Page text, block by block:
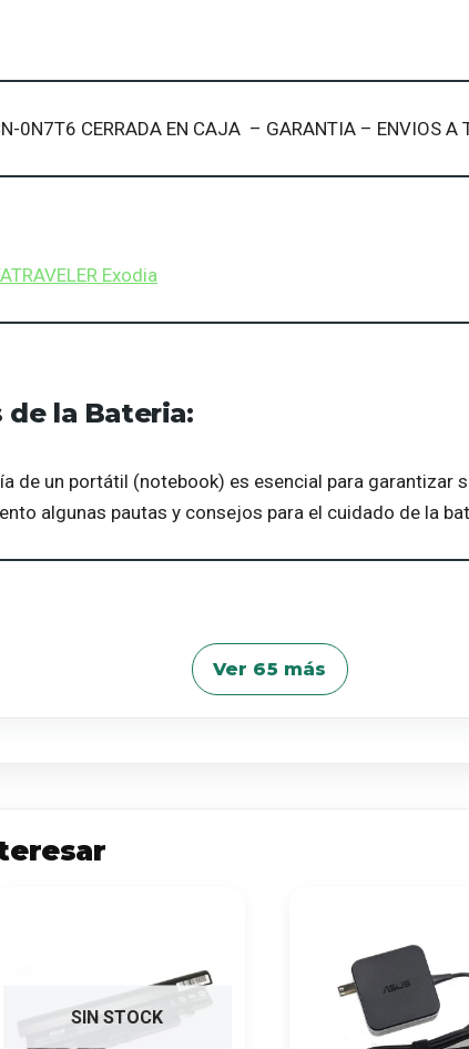
0N7T6 CERRADA EN CAJA – GARANTIA – ENVIOS A
Exodia
de la Bateria:
de un portátil (notebook) es esencial para garantizar
algunas pautas y consejos para el cuidado de la
Ver 65 más
SIN STOCK